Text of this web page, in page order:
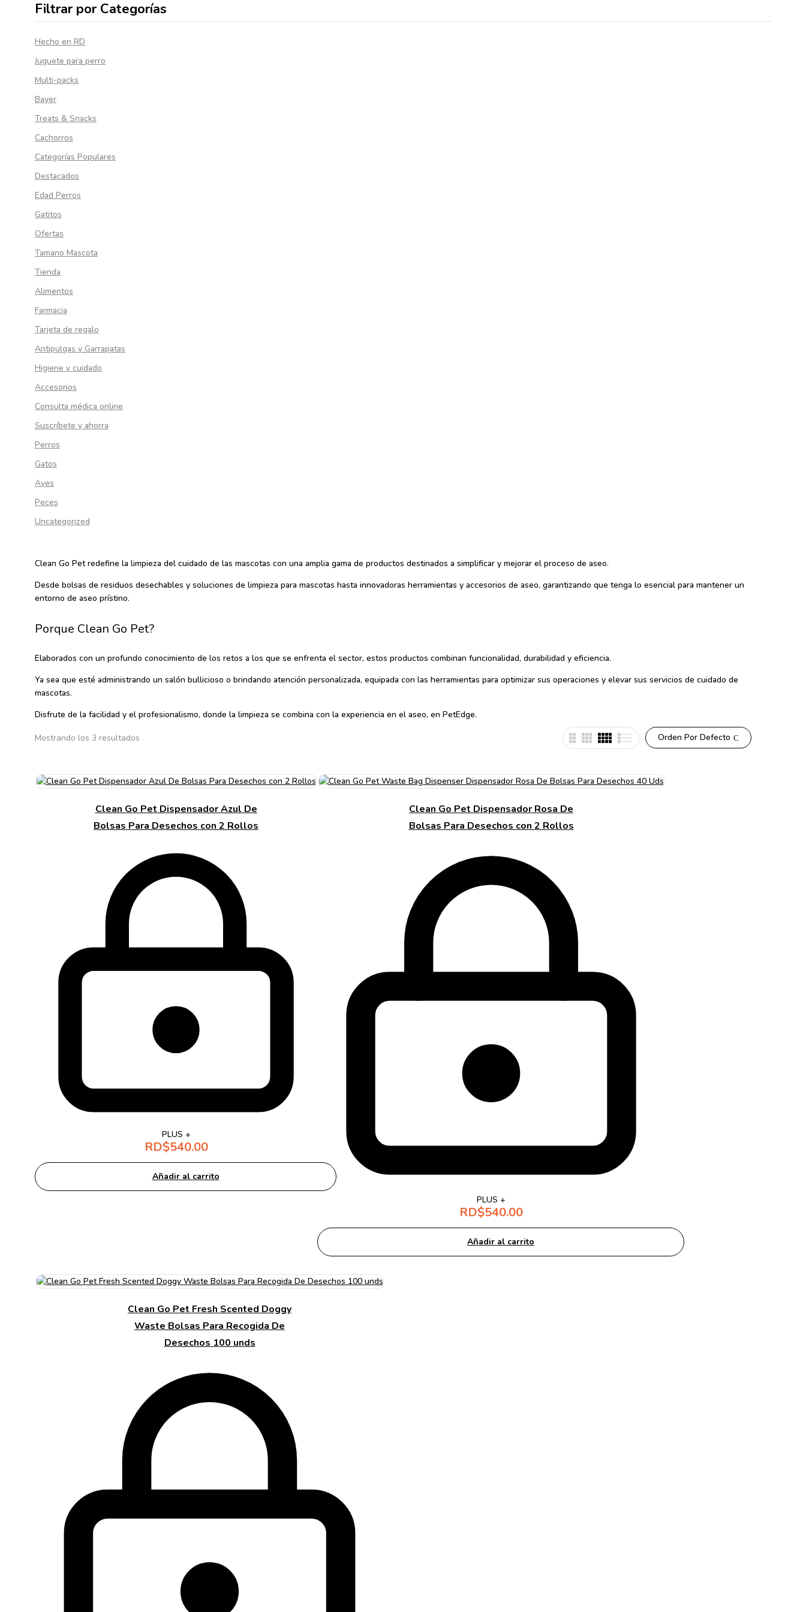
Filtrar por Categorías
Hecho en RD
Juguete para perro
Multi-packs
Bayer
Treats & Snacks
Cachorros
Categorías Populares
Destacados
Edad Perros
Gatitos
Ofertas
Tamano Mascota
Tienda
Alimentos
Farmacia
Tarjeta de regalo
Antipulgas y Garrapatas
Higiene y cuidado
Accesorios
Consulta médica online
Suscríbete y ahorra
Perros
Gatos
Aves
Peces
Uncategorized
Clean Go Pet redefine la limpieza del cuidado de las mascotas con una amplia gama de productos destinados a simplificar y mejorar el proceso de aseo.
Desde bolsas de residuos desechables y soluciones de limpieza para mascotas hasta innovadoras herramientas y accesorios de aseo, garantizando que tenga lo esencial para mantener un
entorno de aseo prístino.
Porque Clean Go Pet?
Elaborados con un profundo conocimiento de los retos a los que se enfrenta el sector, estos productos combinan funcionalidad, durabilidad y eficiencia.
Ya sea que esté administrando un salón bullicioso o brindando atención personalizada, equipada con las herramientas para optimizar sus operaciones y elevar sus servicios de cuidado de
mascotas.
Disfrute de la facilidad y el profesionalismo, donde la limpieza se combina con la experiencia en el aseo, en PetEdge.
Orden Por Defecto
Mostrando los 3 resultados
Clean Go Pet Dispensador Azul De
Bolsas Para Desechos con 2 Rollos
PLUS +
RD$540.00
Añadir al carrito
Clean Go Pet Dispensador Rosa De
Bolsas Para Desechos con 2 Rollos
PLUS +
RD$540.00
Añadir al carrito
Clean Go Pet Fresh Scented Doggy
Waste Bolsas Para Recogida De
Desechos 100 unds